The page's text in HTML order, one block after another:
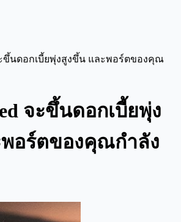
ขึ้นดอกเบี้ยพุ่งสูงขึ้น และพอร์ตของคุณ
จะขึ้นดอกเบี้ยพุ่ง
อร์ตของคุณกำลัง